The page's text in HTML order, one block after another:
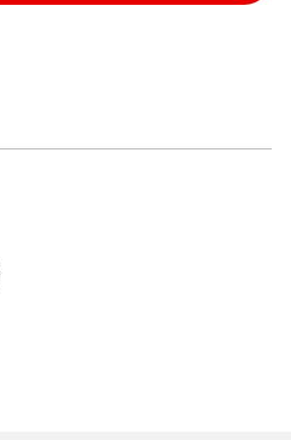
mailen linkedin
compartir en twitter
para compartir en facebook
ventana para compartir en